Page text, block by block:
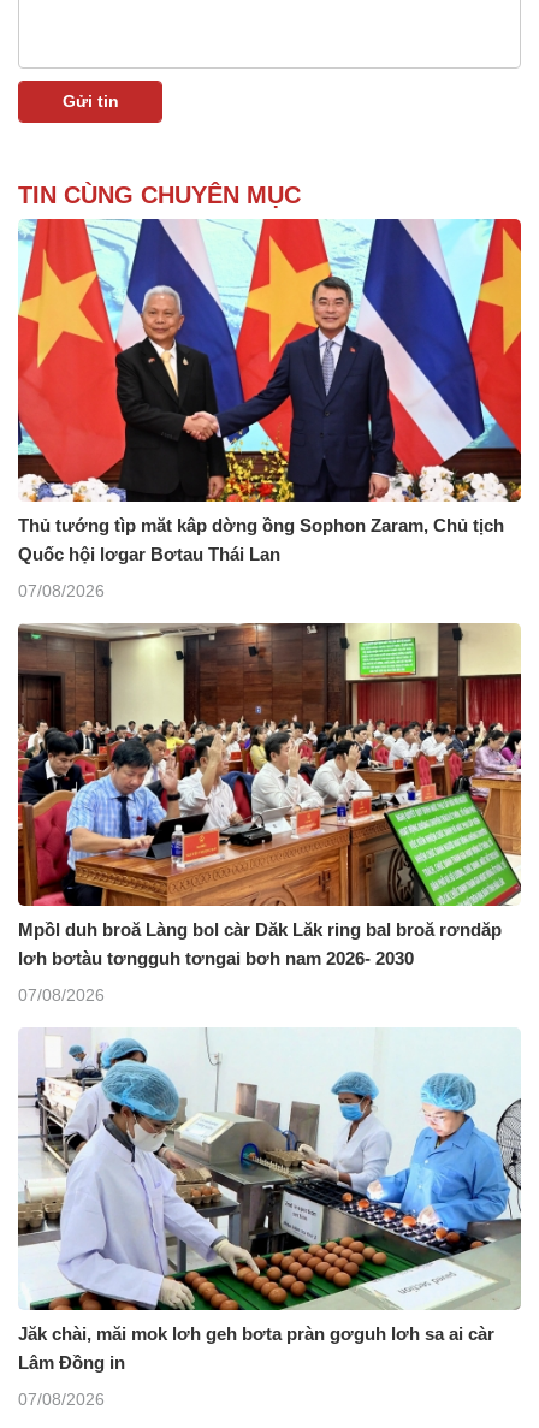
TIN CÙNG CHUYÊN MỤC
Thủ tướng tìp măt kâp dờng ồng Sophon Zaram, Chủ tịch
Quốc hội lơgar Bơtau Thái Lan
07/08/2026
Mpồl duh broă Làng bol càr Dăk Lăk ring bal broă rơndăp
lơh bơtàu tơngguh tơngai bơh nam 2026- 2030
07/08/2026
Jăk chài, măi mok lơh geh bơta pràn gơguh lơh sa ai càr
Lâm Đồng in
07/08/2026